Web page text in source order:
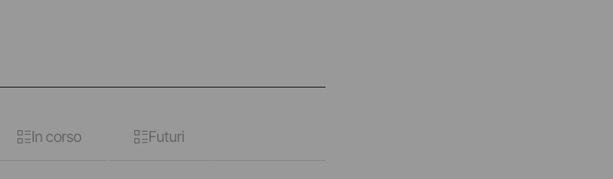
In corso Futuri